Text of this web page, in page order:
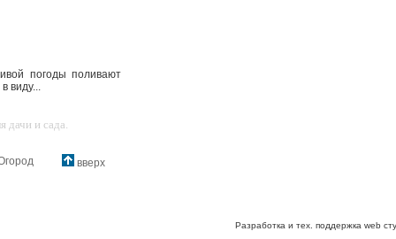
погоды поливают
виду...
дачи и сада.
вверх
Разработка и тех. поддержка web